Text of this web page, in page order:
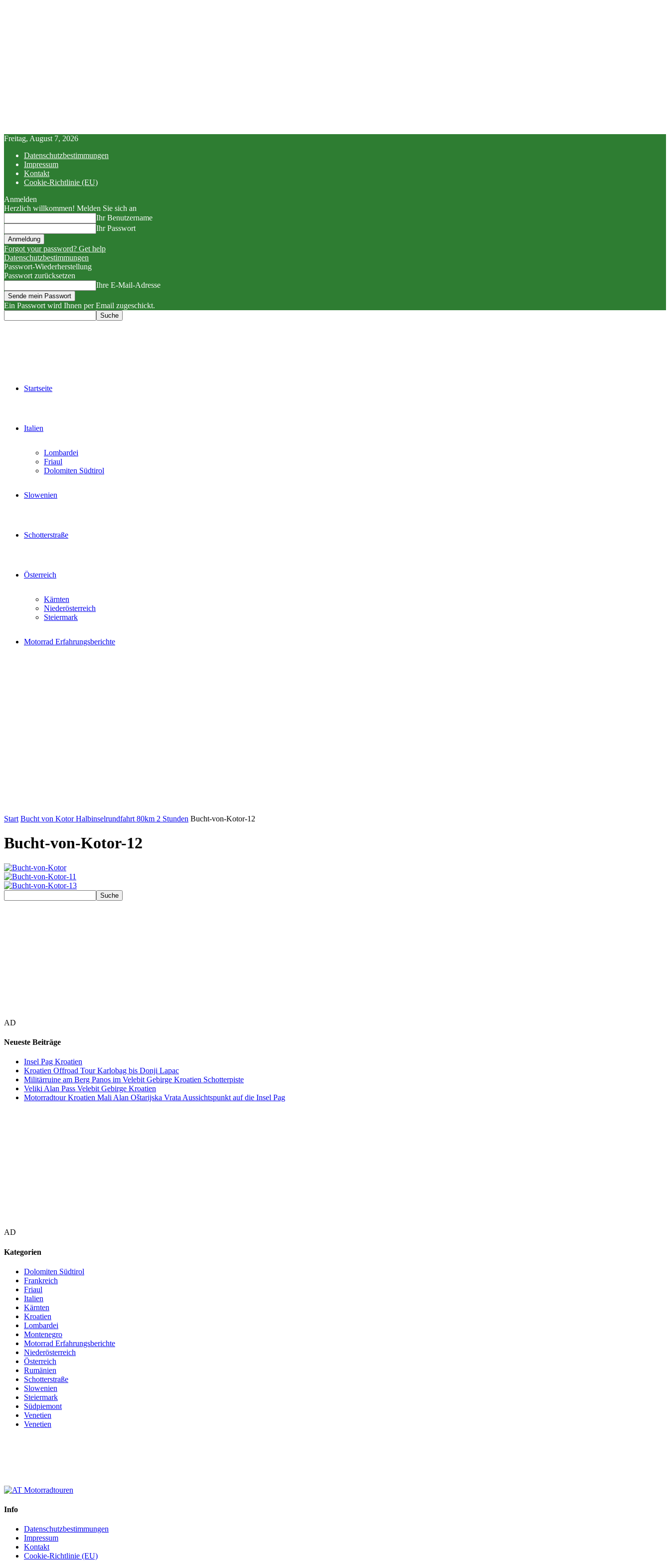
Freitag, August 7, 2026
Datenschutzbestimmungen
Impressum
Kontakt
Cookie-Richtlinie (EU)
Anmelden
Herzlich willkommen! Melden Sie sich an
Ihr Benutzername
Ihr Passwort
Forgot your password? Get help
Datenschutzbestimmungen
Passwort-Wiederherstellung
Passwort zurücksetzen
Ihre E-Mail-Adresse
Ein Passwort wird Ihnen per Email zugeschickt.
Startseite
Italien
Lombardei
Friaul
Dolomiten Südtirol
Slowenien
Schotterstraße
Österreich
Kärnten
Niederösterreich
Steiermark
Motorrad Erfahrungsberichte
Start Bucht von Kotor Halbinselrundfahrt 80km 2 Stunden Bucht-von-Kotor-12
Bucht-von-Kotor-12
AD
Neueste Beiträge
Insel Pag Kroatien
Kroatien Offroad Tour Karlobag bis Donji Lapac
Militärruine am Berg Panos im Velebit Gebirge Kroatien Schotterpiste
Veliki Alan Pass Velebit Gebirge Kroatien
Motorradtour Kroatien Mali Alan Oštarijska Vrata Aussichtspunkt auf die Insel Pag
AD
Kategorien
Dolomiten Südtirol
Frankreich
Friaul
Italien
Kärnten
Kroatien
Lombardei
Montenegro
Motorrad Erfahrungsberichte
Niederösterreich
Österreich
Rumänien
Schotterstraße
Slowenien
Steiermark
Südpiemont
Venetien
Venetien
Info
Datenschutzbestimmungen
Impressum
Kontakt
Cookie-Richtlinie (EU)